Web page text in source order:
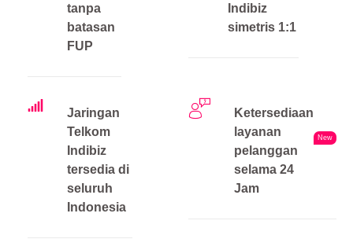
tanpa
batasan
FUP
Indibiz
simetris 1:1
Jaringan
Telkom
Indibiz
tersedia di
seluruh
Indonesia
Ketersediaan
layanan
pelanggan
selama 24
Jam
New